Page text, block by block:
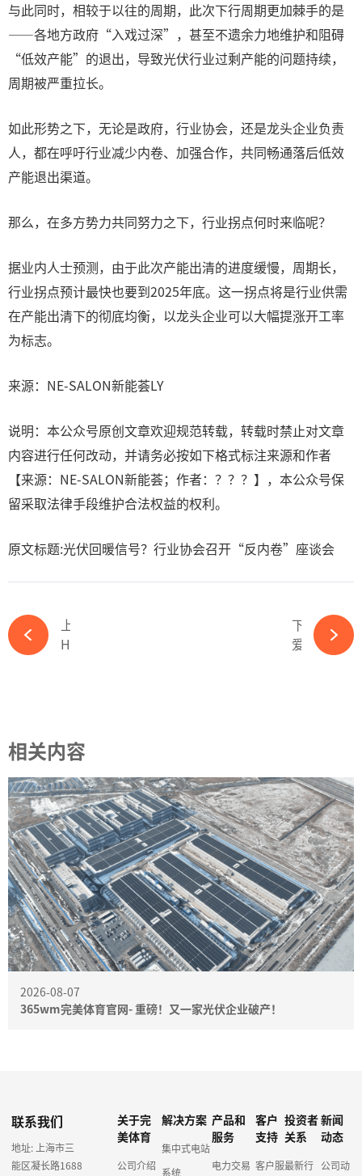
与此同时，相较于以往的周期，此次下行周期更加棘手的是
——各地方政府“入戏过深”，甚至不遗余力地维护和阻碍
“低效产能”的退出，导致光伏行业过剩产能的问题持续，
周期被严重拉长。
如此形势之下，无论是政府，行业协会，还是龙头企业负责
人，都在呼吁行业减少内卷、加强合作，共同畅通落后低效
产能退出渠道。
那么，在多方势力共同努力之下，行业拐点何时来临呢？
据业内人士预测，由于此次产能出清的进度缓慢，周期长，
行业拐点预计最快也要到2025年底。这一拐点将是行业供需
在产能出清下的彻底均衡，以龙头企业可以大幅提涨开工率
为标志。
来源：NE-SALON新能荟LY
说明：本公众号原创文章欢迎规范转载，转载时禁止对文章
内容进行任何改动，并请务必按如下格式标注来源和作者
【来源：NE-SALON新能荟；作者：？？？】，本公众号保
留采取法律手段维护合法权益的权利。
原文标题:光伏回暖信号？行业协会召开“反内卷”座谈会
下一篇
爱旭股份：起势以后，如何共建BC生态链？-365wm完美体育官网
相关内容
2026-08-07
365wm完美体育官网- 重磅！又一家光伏企业破产！
联系我们
地址: 上海市三
能区凝长路1688
关于完
美体育
公司介绍
解决方案
集中式电站
系统
产品和
服务
电力交易
客户
支持
客户服
投资者
关系
最新行
新闻
动态
公司动